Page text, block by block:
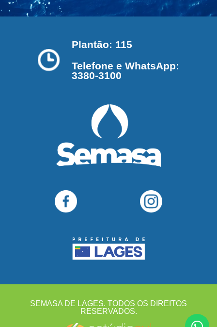
Plantão: 115
Telefone e WhatsApp:
3380-3100
SEMASA DE LAGES. TODOS OS DIREITOS
RESERVADOS.